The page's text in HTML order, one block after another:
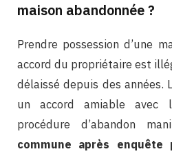
maison abandonnée ?
Prendre possession d’une
accord du propriétaire est
délaissé depuis des années.
un accord amiable
procédure d’abandon
commune après enquête